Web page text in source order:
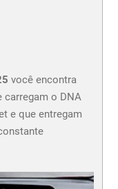
você encontra
carregam o DNA
e que entregam